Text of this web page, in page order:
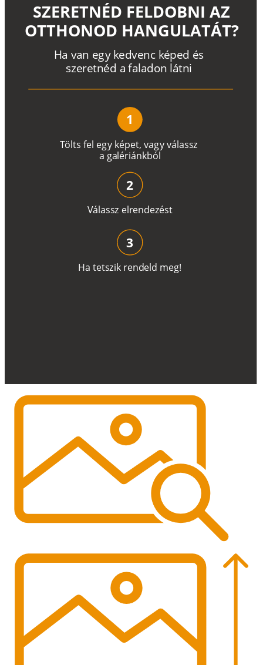
Tölts fel egy képet, vagyválassz
a galériánkból
Ha van egy kedvenc képed és
szeretnéd a faladon látni
SZERETNÉD FELDOBNI AZ
OTTHONOD HANGULATÁT?
1
Válassz elrendezést
2
Ha tetszik rendeld meg!
3